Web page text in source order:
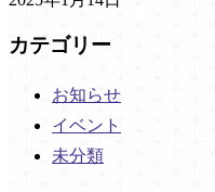
カテゴリー
お知らせ
イベント
未分類